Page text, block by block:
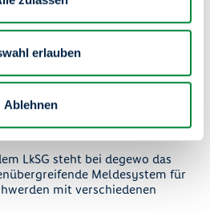
erlauben
Ablehnen
und
und stärken können. Dies
nehmen Einfluss auf die
LkSG steht bei degewo das
Meldesystem für
mit verschiedenen